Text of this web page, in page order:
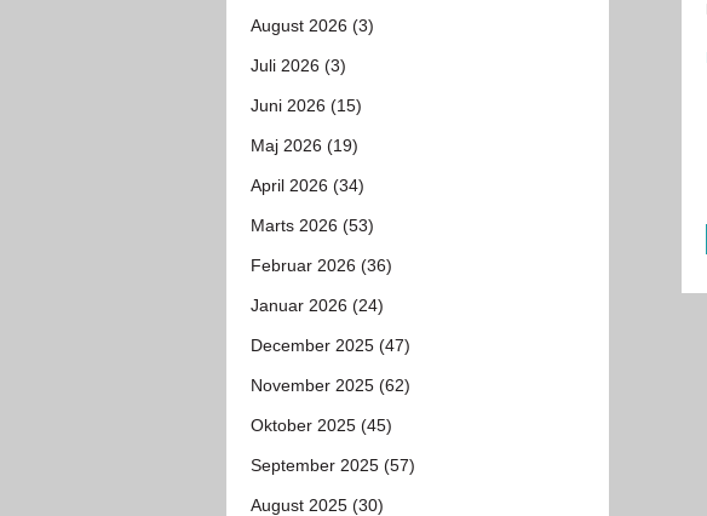
August 2026 (3)
Juli 2026 (3)
Juni 2026 (15)
Maj 2026 (19)
April 2026 (34)
Marts 2026 (53)
Februar 2026 (36)
Januar 2026 (24)
December 2025 (47)
November 2025 (62)
Oktober 2025 (45)
September 2025 (57)
August 2025 (30)